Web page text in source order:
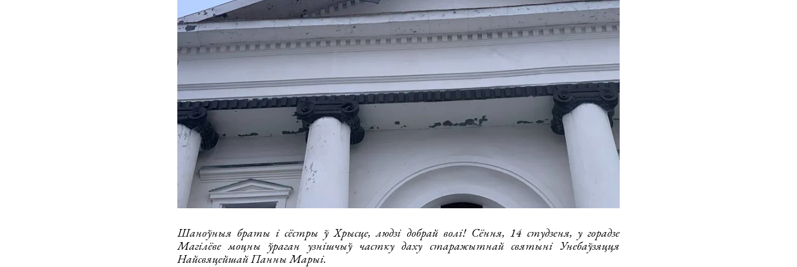
Шаноўныя браты і сёстры ў Хрысце, людзі добрай волі! Сёння, 14 студзеня, у горадзе
Магілёве моцны ўраган узнішчыў частку даху старажытнай святыні Унебаўзяцця
Найсвяцейшай Панны Марыі.